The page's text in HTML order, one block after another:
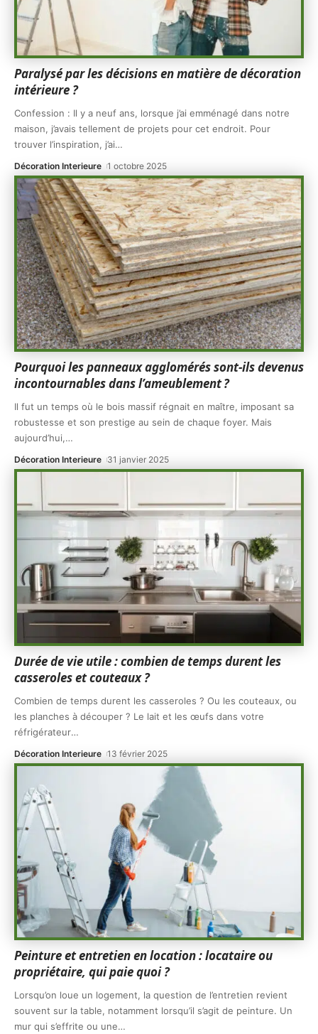
Paralysé par les décisions en matière de décoration
intérieure ?
Confession : Il y a neuf ans, lorsque j’ai emménagé dans notre
maison, j’avais tellement de projets pour cet endroit. Pour
trouver l’inspiration, j’ai…
Décoration Interieure 1 octobre 2025
Pourquoi les panneaux agglomérés sont-ils devenus
incontournables dans l’ameublement ?
Il fut un temps où le bois massif régnait en maître, imposant sa
robustesse et son prestige au sein de chaque foyer. Mais
aujourd’hui,…
Décoration Interieure 31 janvier 2025
Durée de vie utile : combien de temps durent les
casseroles et couteaux ?
Combien de temps durent les casseroles ? Ou les couteaux, ou
les planches à découper ? Le lait et les œufs dans votre
réfrigérateur…
Décoration Interieure 13 février 2025
Peinture et entretien en location : locataire ou
propriétaire, qui paie quoi ?
Lorsqu’on loue un logement, la question de l’entretien revient
souvent sur la table, notamment lorsqu’il s’agit de peinture. Un
mur qui s’effrite ou une…